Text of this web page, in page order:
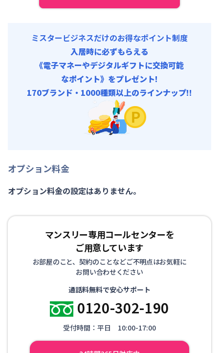
ミスタービジネスだけのお得なポイント制度
入居時に必ずもらえる
《電子マネーやデジタルギフトに交換可能
なポイント》をプレゼント!
170ブランド・1000種類以上のラインナップ!!
オプション料金
オプション料金の設定はありません。
マンスリー専用コールセンターを
ご用意しています
お部屋のこと、契約のことなどご不明点はお気軽に
お問い合わせください
通話料無料で安心サポート
0120-302-190
受付時間：平日 10:00-17:00